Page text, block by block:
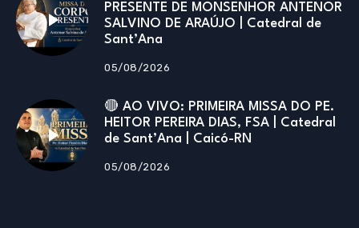
PRESENTE DE MONSENHOR ANTENOR
SALVINO DE ARAÚJO | Catedral de
Sant’Ana
05/08/2026
🔴 AO VIVO: PRIMEIRA MISSA DO PE.
HEITOR PEREIRA DIAS, FSA | Catedral
de Sant’Ana | Caicó-RN
05/08/2026